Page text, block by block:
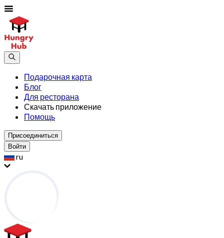
Подарочная карта
Блог
Для ресторана
Скачать приложение
Помощь
Присоединиться
Войти
ru